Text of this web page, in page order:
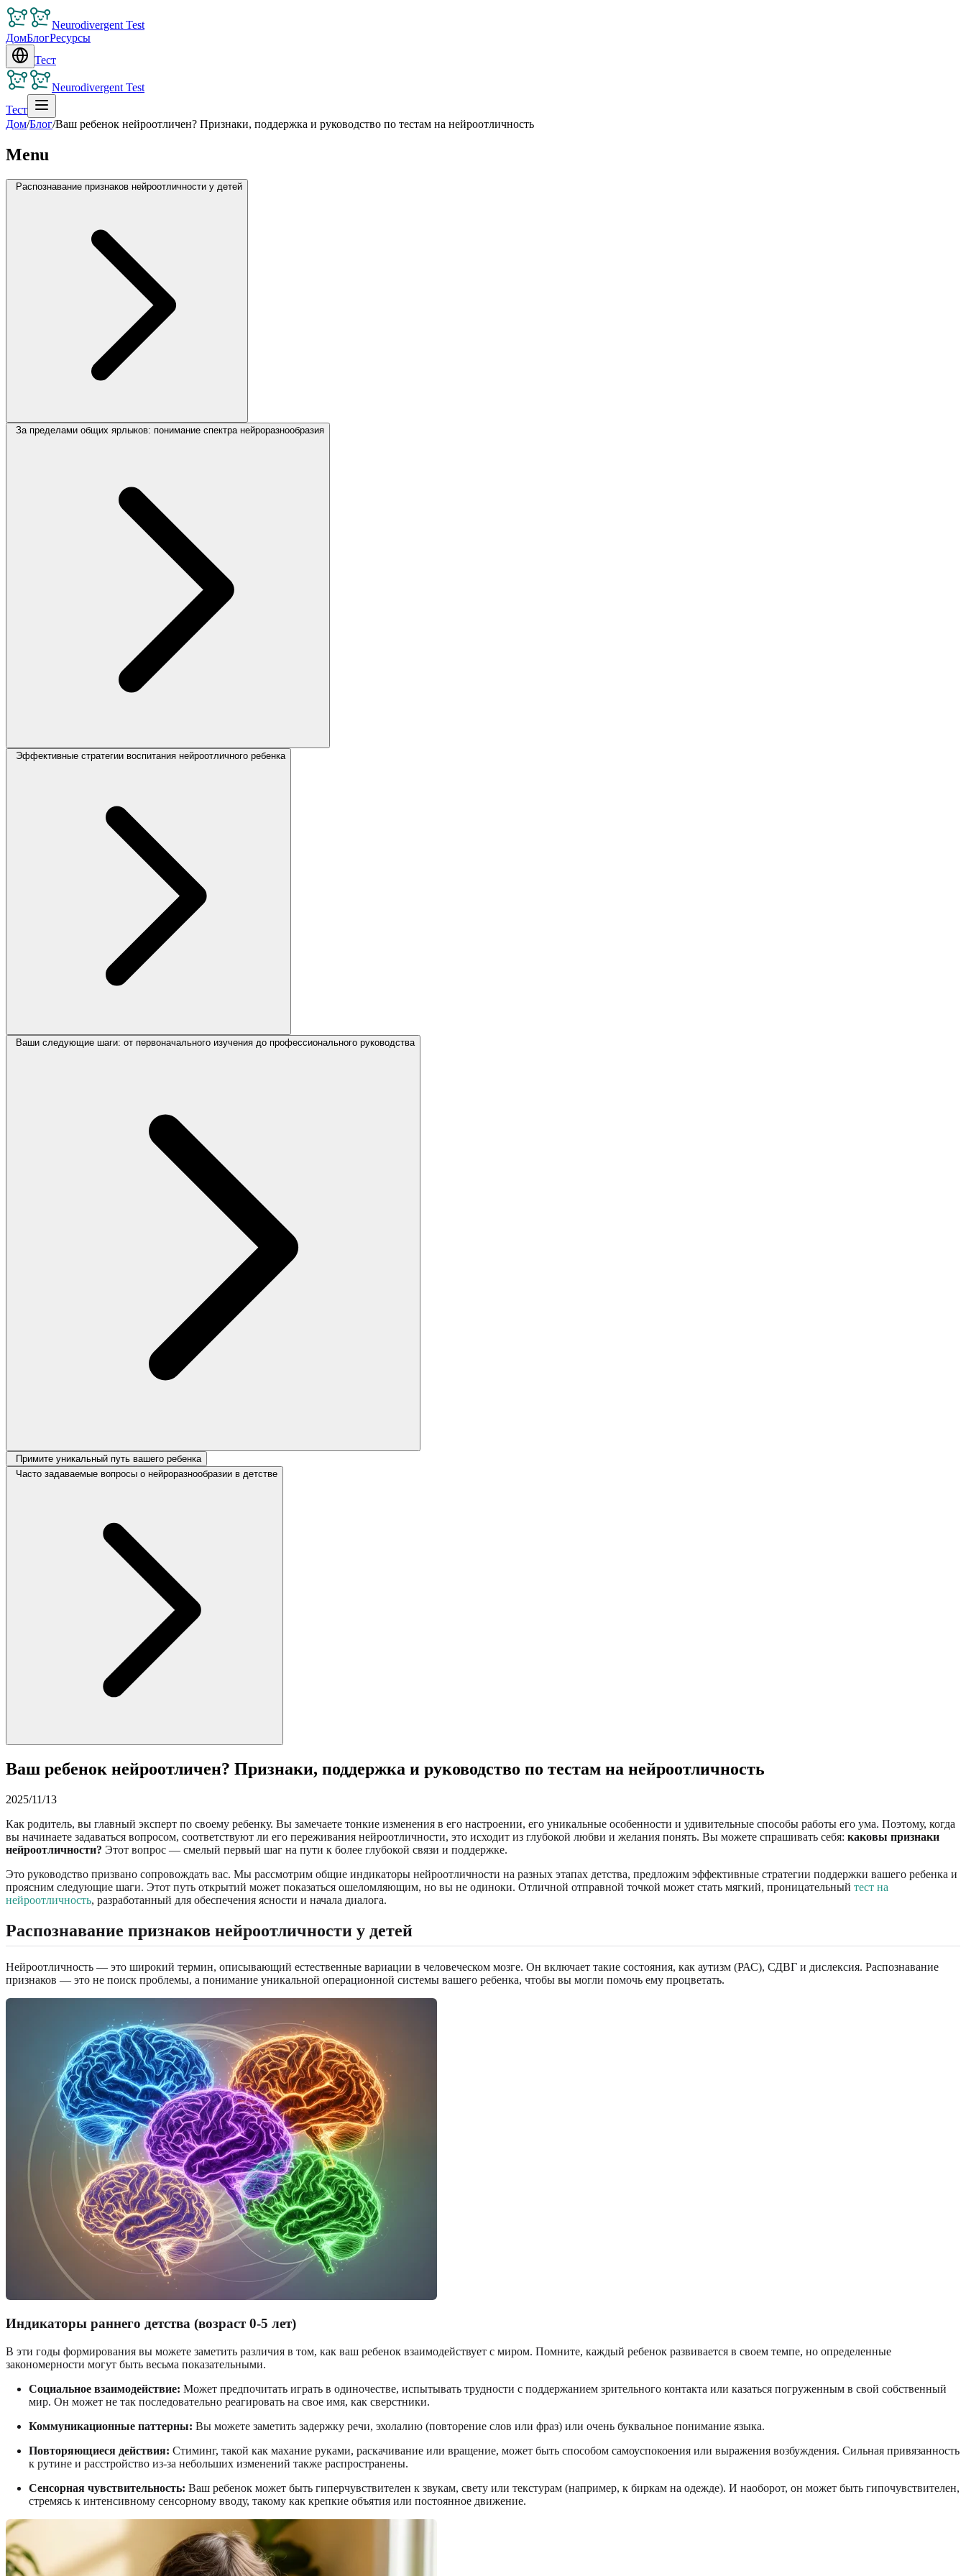
Neurodivergent Test
ДомБлогРесурсы
Тест
Neurodivergent Test
Тест
Дом/Блог/Ваш ребенок нейроотличен? Признаки, поддержка и руководство по тестам на нейроотличность
Menu
Распознавание признаков нейроотличности у детей
За пределами общих ярлыков: понимание спектра нейроразнообразия
Эффективные стратегии воспитания нейроотличного ребенка
Ваши следующие шаги: от первоначального изучения до профессионального руководства
Примите уникальный путь вашего ребенка
Часто задаваемые вопросы о нейроразнообразии в детстве
Ваш ребенок нейроотличен? Признаки, поддержка и руководство по тестам на нейроотличность
2025/11/13
Как родитель, вы главный эксперт по своему ребенку. Вы замечаете тонкие изменения в его настроении, его уникальные особенности и удивительные способы работы его ума. Поэтому, когда
вы начинаете задаваться вопросом, соответствуют ли его переживания нейроотличности, это исходит из глубокой любви и желания понять. Вы можете спрашивать себя: каковы признаки
нейроотличности? Этот вопрос — смелый первый шаг на пути к более глубокой связи и поддержке.
Это руководство призвано сопровождать вас. Мы рассмотрим общие индикаторы нейроотличности на разных этапах детства, предложим эффективные стратегии поддержки вашего ребенка и
проясним следующие шаги. Этот путь открытий может показаться ошеломляющим, но вы не одиноки. Отличной отправной точкой может стать мягкий, проницательный тест на
нейроотличность, разработанный для обеспечения ясности и начала диалога.
Распознавание признаков нейроотличности у детей
Нейроотличность — это широкий термин, описывающий естественные вариации в человеческом мозге. Он включает такие состояния, как аутизм (РАС), СДВГ и дислексия. Распознавание
признаков — это не поиск проблемы, а понимание уникальной операционной системы вашего ребенка, чтобы вы могли помочь ему процветать.
Индикаторы раннего детства (возраст 0-5 лет)
В эти годы формирования вы можете заметить различия в том, как ваш ребенок взаимодействует с миром. Помните, каждый ребенок развивается в своем темпе, но определенные
закономерности могут быть весьма показательными.
Социальное взаимодействие: Может предпочитать играть в одиночестве, испытывать трудности с поддержанием зрительного контакта или казаться погруженным в свой собственный
мир. Он может не так последовательно реагировать на свое имя, как сверстники.
Коммуникационные паттерны: Вы можете заметить задержку речи, эхолалию (повторение слов или фраз) или очень буквальное понимание языка.
Повторяющиеся действия: Стиминг, такой как махание руками, раскачивание или вращение, может быть способом самоуспокоения или выражения возбуждения. Сильная привязанность
к рутине и расстройство из-за небольших изменений также распространены.
Сенсорная чувствительность: Ваш ребенок может быть гиперчувствителен к звукам, свету или текстурам (например, к биркам на одежде). И наоборот, он может быть гипочувствителен,
стремясь к интенсивному сенсорному вводу, такому как крепкие объятия или постоянное движение.